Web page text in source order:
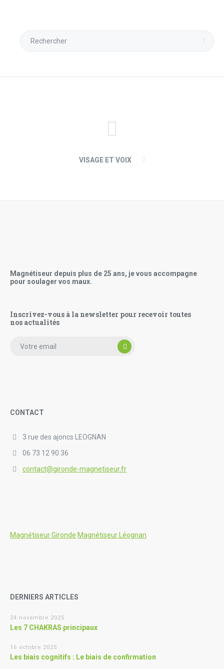
VISAGE ET VOIX
Magnétiseur depuis plus de 25 ans, je vous accompagne
pour soulager vos maux.
Inscrivez-vous à la newsletter pour recevoir toutes
nos actualités
CONTACT
3 rue des ajoncs LEOGNAN
06 73 12 90 36
contact@gironde-magnetiseur.fr
Magnétiseur Gironde Magnétiseur Léognan
DERNIERS ARTICLES
24 novembre 2025
Les 7 CHAKRAS principaux
16 octobre 2025
Les biais cognitifs : Le biais de confirmation